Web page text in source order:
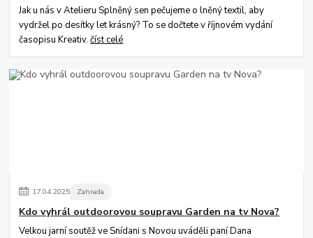
Jak u nás v Atelieru Splněný sen pečujeme o lněný textil, aby
vydržel po desítky let krásný? To se dočtete v říjnovém vydání
časopisu Kreativ.číst celé
17.04.2025 Zahrada
Kdo vyhrál outdoorovou soupravu Garden na tv Nova?
Velkou jarní soutěž ve Snídani s Novou uváděli paní Dana